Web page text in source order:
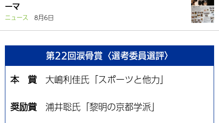
ーマ
ニュース 8月6日
第22回涙骨賞〈選考委員選評〉
本 賞 大嶋利佳氏「スポーツと他力」
奨励賞 浦井聡氏「黎明の京都学派」